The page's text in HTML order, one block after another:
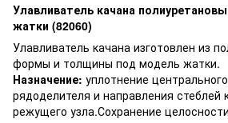
Улавливатель качана
жатки (82060)
Улавливатель качана изготовлен из
формы и толщины под модель жатки.
Назначение: уплотнение
рядоделителя и направления стеблей
режущего узла.Сохранение